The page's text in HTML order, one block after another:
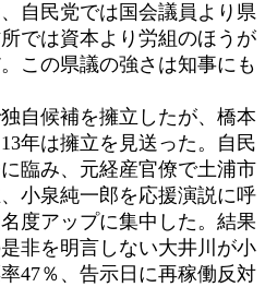
自民党では国会議員より県
では資本より労組のほうが
この県議の強さは知事にも
自候補を擁立したが、橋本
年は擁立を見送った。自民
臨み、元経産官僚で土浦市
小泉純一郎を応援演説に呼
度アップに集中した。結果
非を明言しない大井川が小
47％、告示日に再稼働反対